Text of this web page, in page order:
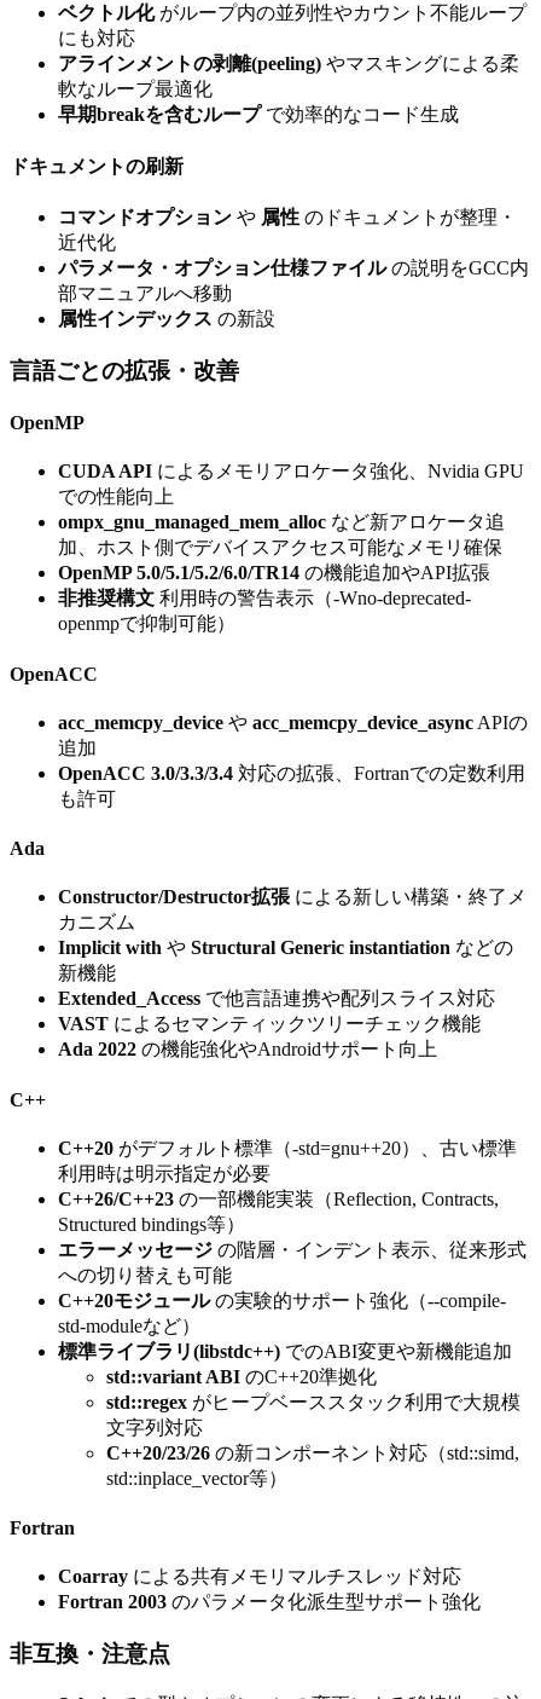
ベクトル化がループ内の並列性やカウント不能ループ
にも対応
アラインメントの剥離(peeling) やマスキングによる柔
軟なループ最適化
早期breakを含むループで効率的なコード生成
ドキュメントの刷新
コマンドオプション や 属性 のドキュメントが整理・
近代化
パラメータ・オプション仕様ファイルの説明をGCC内
部マニュアルへ移動
属性インデックス の新設
言語ごとの拡張・改善
OpenMP
CUDA API によるメモリアロケータ強化、Nvidia GPU
での性能向上
ompx_gnu_managed_mem_alloc など新アロケータ追
加、ホスト側でデバイスアクセス可能なメモリ確保
OpenMP 5.0/5.1/5.2/6.0/TR14 の機能追加やAPI拡張
非推奨構文 利用時の警告表示（-Wno-deprecated-
openmpで抑制可能）
OpenACC
acc_memcpy_device や acc_memcpy_device_async APIの
追加
OpenACC 3.0/3.3/3.4 対応の拡張、Fortranでの定数利用
も許可
Ada
Constructor/Destructor拡張 による新しい構築・終了メ
カニズム
Implicit with や Structural Generic instantiation などの
新機能
Extended_Access で他言語連携や配列スライス対応
VAST によるセマンティックツリーチェック機能
Ada 2022 の機能強化やAndroidサポート向上
C++
C++20 がデフォルト標準（-std=gnu++20）、古い標準
利用時は明示指定が必要
C++26/C++23 の一部機能実装（Reflection, Contracts,
Structured bindings等）
エラーメッセージ の階層・インデント表示、従来形式
への切り替えも可能
C++20モジュールの実験的サポート強化（--compile-
std-moduleなど）
標準ライブラリ(libstdc++) でのABI変更や新機能追加
std::variant ABI のC++20準拠化
std::regex がヒープベーススタック利用で大規模
文字列対応
C++20/23/26 の新コンポーネント対応（std::simd,
std::inplace_vector等）
Fortran
Coarray による共有メモリマルチスレッド対応
Fortran 2003 のパラメータ化派生型サポート強化
非互換・注意点